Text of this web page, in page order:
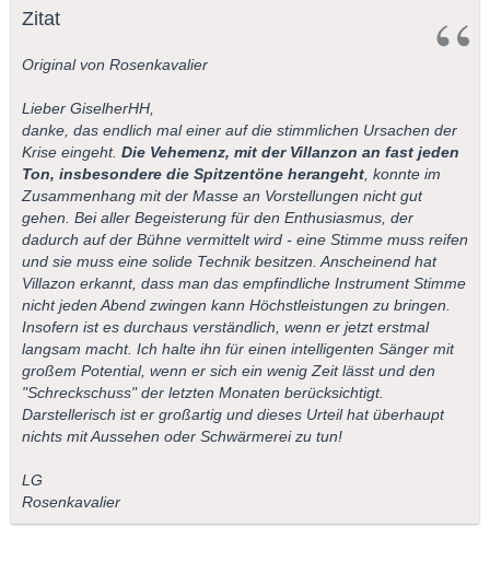
Zitat
Original von Rosenkavalier
Lieber GiselherHH,
danke, das endlich mal einer auf die stimmlichen Ursachen der
Krise eingeht. Die Vehemenz, mit der Villanzon an fast jeden
Ton, insbesondere die Spitzentöne herangeht, konnte im
Zusammenhang mit der Masse an Vorstellungen nicht gut
gehen. Bei aller Begeisterung für den Enthusiasmus, der
dadurch auf der Bühne vermittelt wird - eine Stimme muss reifen
und sie muss eine solide Technik besitzen. Anscheinend hat
Villazon erkannt, dass man das empfindliche Instrument Stimme
nicht jeden Abend zwingen kann Höchstleistungen zu bringen.
Insofern ist es durchaus verständlich, wenn er jetzt erstmal
langsam macht. Ich halte ihn für einen intelligenten Sänger mit
großem Potential, wenn er sich ein wenig Zeit lässt und den
"Schreckschuss" der letzten Monaten berücksichtigt.
Darstellerisch ist er großartig und dieses Urteil hat überhaupt
nichts mit Aussehen oder Schwärmerei zu tun!
LG
Rosenkavalier